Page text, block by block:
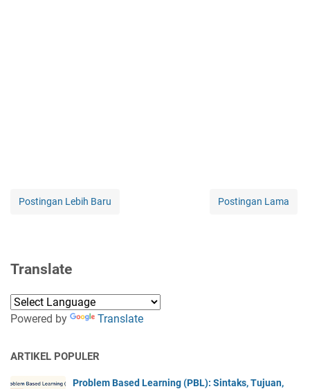
Postingan Lebih Baru Postingan Lama
Translate
Powered by Translate
ARTIKEL POPULER
Problem Based Learning (PBL): Sintaks, Tujuan,